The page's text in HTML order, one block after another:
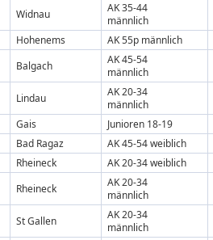
Widnau
AK 35-44
männlich
Hohenems AK 55p männlich
Balgach
AK 45-54
männlich
Lindau
AK 20-34
männlich
Gais Junioren 18-19
Bad Ragaz AK 45-54 weiblich
Rheineck AK 20-34 weiblich
Rheineck
AK 20-34
männlich
St Gallen
AK 20-34
männlich